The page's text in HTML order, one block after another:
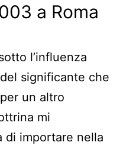
a Roma
l’influenza
significante che
un altro
mi
di importare nella